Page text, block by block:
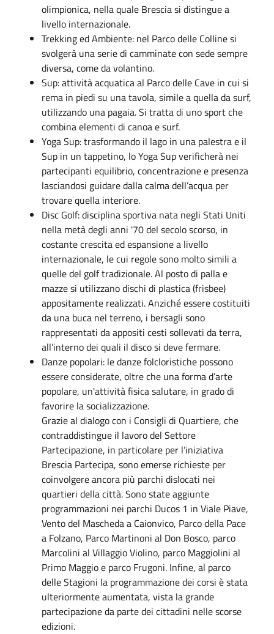
olimpionica, nella quale Brescia si distingue a
livello internazionale.
Trekking ed Ambiente: nel Parco delle Colline si
svolgerà una serie di camminate con sede sempre
diversa, come da volantino.
Sup: attività acquatica al Parco delle Cave in cui si
rema in piedi su una tavola, simile a quella da surf,
utilizzando una pagaia. Si tratta di uno sport che
combina elementi di canoa e surf.
Yoga Sup: trasformando il lago in una palestra e il
Sup in un tappetino, lo Yoga Sup verificherà nei
partecipanti equilibrio, concentrazione e presenza
lasciandosi guidare dalla calma dell’acqua per
trovare quella interiore.
Disc Golf: disciplina sportiva nata negli Stati Uniti
nella metà degli anni '70 del secolo scorso, in
costante crescita ed espansione a livello
internazionale, le cui regole sono molto simili a
quelle del golf tradizionale. Al posto di palla e
mazze si utilizzano dischi di plastica (frisbee)
appositamente realizzati. Anziché essere costituiti
da una buca nel terreno, i bersagli sono
rappresentati da appositi cesti sollevati da terra,
all’interno dei quali il disco si deve fermare.
Danze popolari: le danze folcloristiche possono
essere considerate, oltre che una forma d’arte
popolare, un'attività fisica salutare, in grado di
favorire la socializzazione.
Grazie al dialogo con i Consigli di Quartiere, che
contraddistingue il lavoro del Settore
Partecipazione, in particolare per l’iniziativa
Brescia Partecipa, sono emerse richieste per
coinvolgere ancora più parchi dislocati nei
quartieri della città. Sono state aggiunte
programmazioni nei parchi Ducos 1 in Viale Piave,
Vento del Mascheda a Caionvico, Parco della Pace
a Folzano, Parco Martinoni al Don Bosco, parco
Marcolini al Villaggio Violino, parco Maggiolini al
Primo Maggio e parco Frugoni. Infine, al parco
delle Stagioni la programmazione dei corsi è stata
ulteriormente aumentata, vista la grande
partecipazione da parte dei cittadini nelle scorse
edizioni.